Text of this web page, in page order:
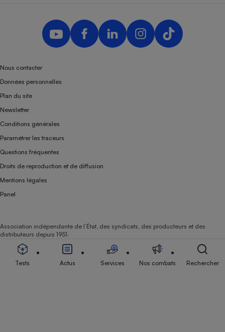
Nous contacter
Données personnelles
Plan du site
Newsletter
Conditions générales
Paramétrer les traceurs
Questions fréquentes
Droits de reproduction et de diffusion
Mentions légales
Panel
Association indépendante de l’État, des syndicats, des producteurs et des
distributeurs depuis 1951.
Tests Actus Services Nos combats Rechercher